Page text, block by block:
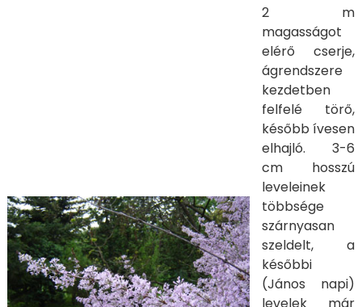
2 m
magasságot
elérő cserje,
ágrendszere
kezdetben
felfelé törő,
később ívesen
elhajló. 3-6
cm hosszú
leveleinek
többsége
szárnyasan
szeldelt, a
későbbi
(János napi)